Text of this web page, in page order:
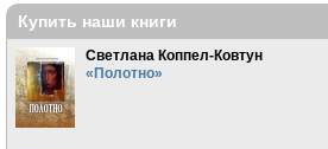
Купить наши книги
Светлана Коппел-Ковтун
«Полотно»